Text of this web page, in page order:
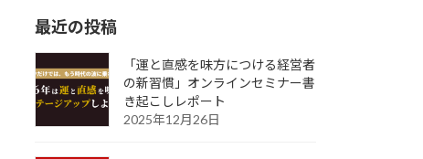
最近の投稿
「運と直感を味方につける経営者
の新習慣」オンラインセミナー書
き起こしレポート
2025年12月26日